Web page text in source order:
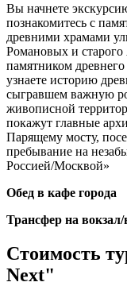
Вы начнете
познакомитесь с
древними храмами
Романовых и старого
памятником
узнаете историю
сыгравшем важную
живописной
покажут главные
Парящему мосту,
пребывание на
Россией/Москвой»
Обед в кафе города
Трансфер на вокзал/
Стоимость
Next"